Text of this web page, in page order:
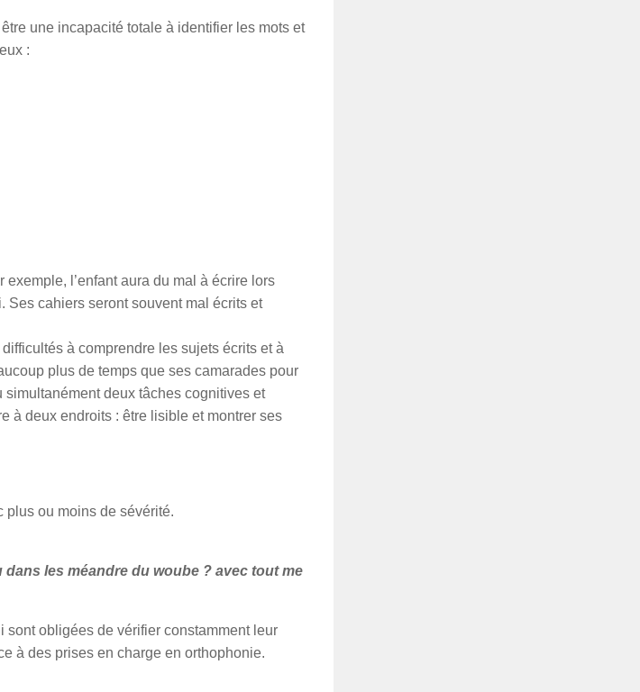
une incapacité totale à identifier les mots et
:
l’enfant aura du mal à écrire lors
Ses cahiers seront souvent mal écrits et
à comprendre les sujets écrits et à
plus de temps que ses camarades pour
simultanément deux tâches cognitives et
à deux endroits : être lisible et montrer ses
plus ou moins de sévérité.
les méandre du woube ? avec tout me
sont obligées de vérifier constamment leur
à des prises en charge en orthophonie.